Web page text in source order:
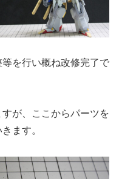
を行い概ね改修完了で
が、ここからパーツを
ます。